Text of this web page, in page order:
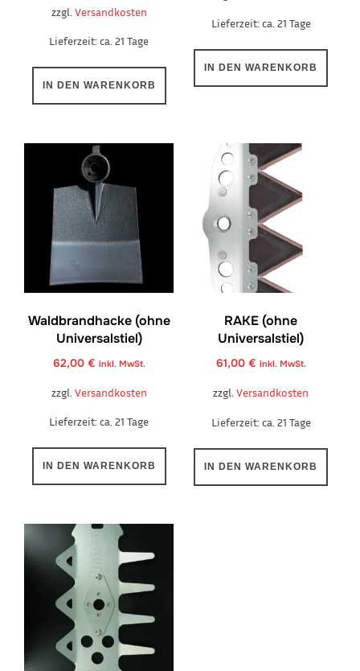
zzgl. Versandkosten
Lieferzeit: ca. 21 Tage
IN DEN WARENKORB
Lieferzeit: ca. 21 Tage
IN DEN WARENKORB
Waldbrandhacke (ohne
Universalstiel)
62,00 € inkl. MwSt.
zzgl. Versandkosten
Lieferzeit: ca. 21 Tage
IN DEN WARENKORB
RAKE (ohne
Universalstiel)
61,00 € inkl. MwSt.
zzgl.Versandkosten
Lieferzeit: ca. 21 Tage
IN DEN WARENKORB